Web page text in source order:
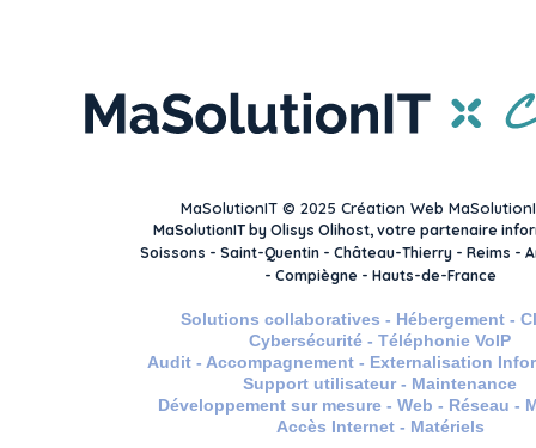
MaSolutionIT © 2025 Création Web
MaSolutionIT by Olisys Olihost, votre partenaire
Soissons - Saint-Quentin - Château-Thierry - Reims -
- Compiègne - Hauts-de-France
Solutions collaboratives - Hébergement -
Cybersécurité - Téléphonie VoIP
Audit - Accompagnement - Externalisation
Support utilisateur - Maintenance
Développement sur mesure - Web - Réseau -
Accès Internet - Matériels